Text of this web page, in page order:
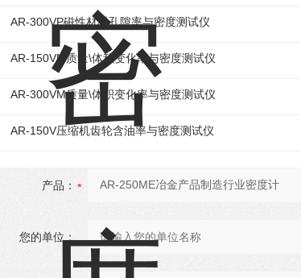
AR-300VP磁性材料孔隙率与密度测试仪
AR-150VM质量\体积变化率与密度测试仪
AR-300VM质量\体积变化率与密度测试仪
AR-150V压缩机齿轮含油率与密度测试仪
产品：
您的单位：